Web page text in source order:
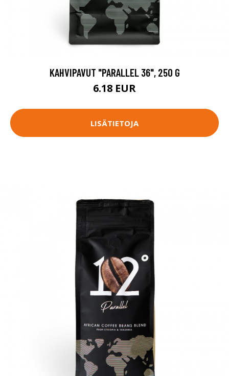
KAHVIPAVUT "PARALLEL 36", 250 G
6.18 EUR
LISÄTIETOJA